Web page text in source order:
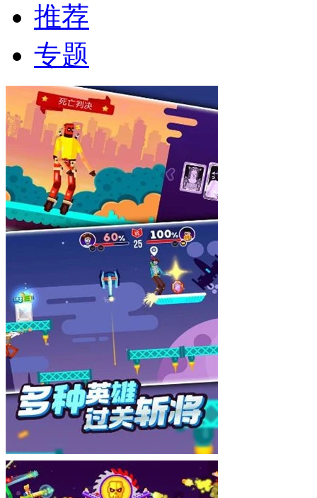
推荐
专题